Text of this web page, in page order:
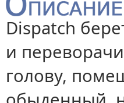
Dispatch
и
голову,